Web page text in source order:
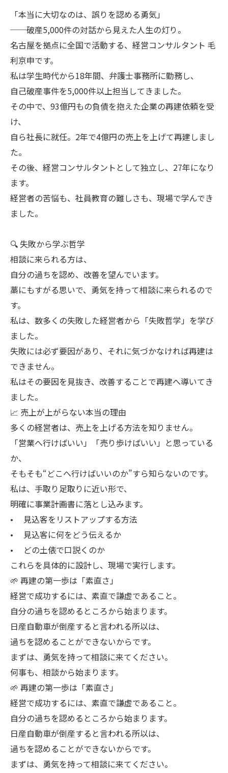
「本当に大切なのは、誤りを認める勇気」
──破産5,000件の対話から見えた人生の灯り。
名古屋を拠点に全国で活動する、経営コンサルタント 毛
利京申です。
私は学生時代から18年間、弁護士事務所に勤務し、
自己破産事件を5,000件以上担当してきました。
その中で、93億円もの負債を抱えた企業の再建依頼を受
け、
自ら社長に就任。2年で4億円の売上を上げて再建しまし
た。
その後、経営コンサルタントとして独立し、27年になり
ます。
経営者の苦悩も、社員教育の難しさも、現場で学んでき
ました。
🔍 失敗から学ぶ哲学
相談に来られる方は、
自分の過ちを認め、改善を望んでいます。
藁にもすがる思いで、勇気を持って相談に来られるので
す。
私は、数多くの失敗した経営者から「失敗哲学」を学び
ました。
失敗には必ず要因があり、それに気づかなければ再建は
できません。
私はその要因を見抜き、改善することで再建へ導いてき
ました。
📈 売上が上がらない本当の理由
多くの経営者は、売上を上げる方法を知りません。
「営業へ行けばいい」「売り歩けばいい」と思っている
か、
そもそも“どこへ行けばいいのか”すら知らないのです。
私は、手取り足取りに近い形で、
明確に事業計画書に落とし込みます。
• 見込客をリストアップする方法
• 見込客に何をどう伝えるか
• どの土俵で口説くのか
これらを具体的に設計し、現場で実行します。
🌱 再建の第一歩は「素直さ」
経営で成功するには、素直で謙虚であること。
自分の過ちを認めるところから始まります。
日産自動車が倒産すると言われる所以は、
過ちを認めることができないからです。
まずは、勇気を持って相談に来てください。
何事も、相談から始まります。
🌱 再建の第一歩は「素直さ」
経営で成功するには、素直で謙虚であること。
自分の過ちを認めるところから始まります。
日産自動車が倒産すると言われる所以は、
過ちを認めることができないからです。
まずは、勇気を持って相談に来てください。